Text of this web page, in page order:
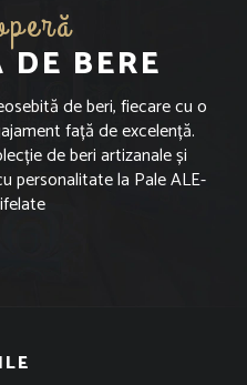
BERE
de beri, fiecare cu o
față de excelență.
de beri artizanale și
personalitate la Pale ALE-